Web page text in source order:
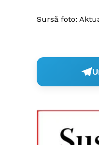
Sursă foto: